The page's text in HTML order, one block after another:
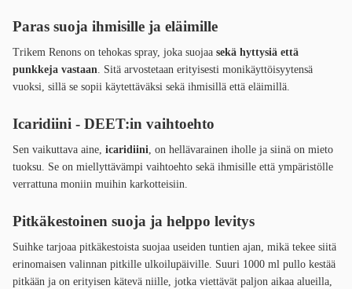
Paras suoja ihmisille ja eläimille
Trikem Renons on tehokas spray, joka suojaa sekä hyttysiä että
punkkeja vastaan. Sitä arvostetaan erityisesti monikäyttöisyytensä
vuoksi, sillä se sopii käytettäväksi sekä ihmisillä että eläimillä.
Icaridiini - DEET:in vaihtoehto
Sen vaikuttava aine, icaridiini, on hellävarainen iholle ja siinä on mieto
tuoksu. Se on miellyttävämpi vaihtoehto sekä ihmisille että ympäristölle
verrattuna moniin muihin karkotteisiin.
Pitkäkestoinen suoja ja helppo levitys
Suihke tarjoaa pitkäkestoista suojaa useiden tuntien ajan, mikä tekee siitä
erinomaisen valinnan pitkille ulkoilupäiville. Suuri 1000 ml pullo kestää
pitkään ja on erityisen kätevä niille, jotka viettävät paljon aikaa alueilla,